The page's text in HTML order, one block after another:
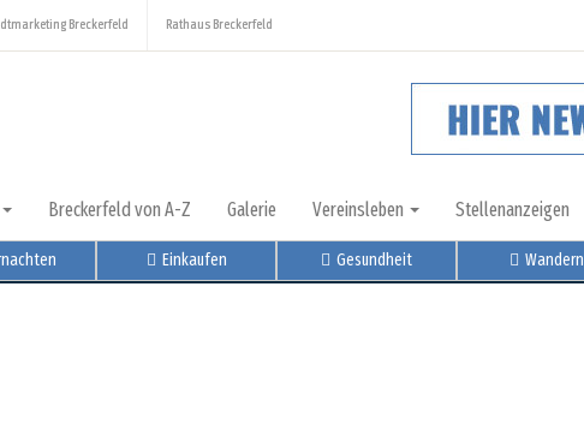
Breckerfeld Rathaus Breckerfeld
Breckerfeld von A-Z Galerie Vereinsleben Stellenanzeigen
Einkaufen Gesundheit Wandern